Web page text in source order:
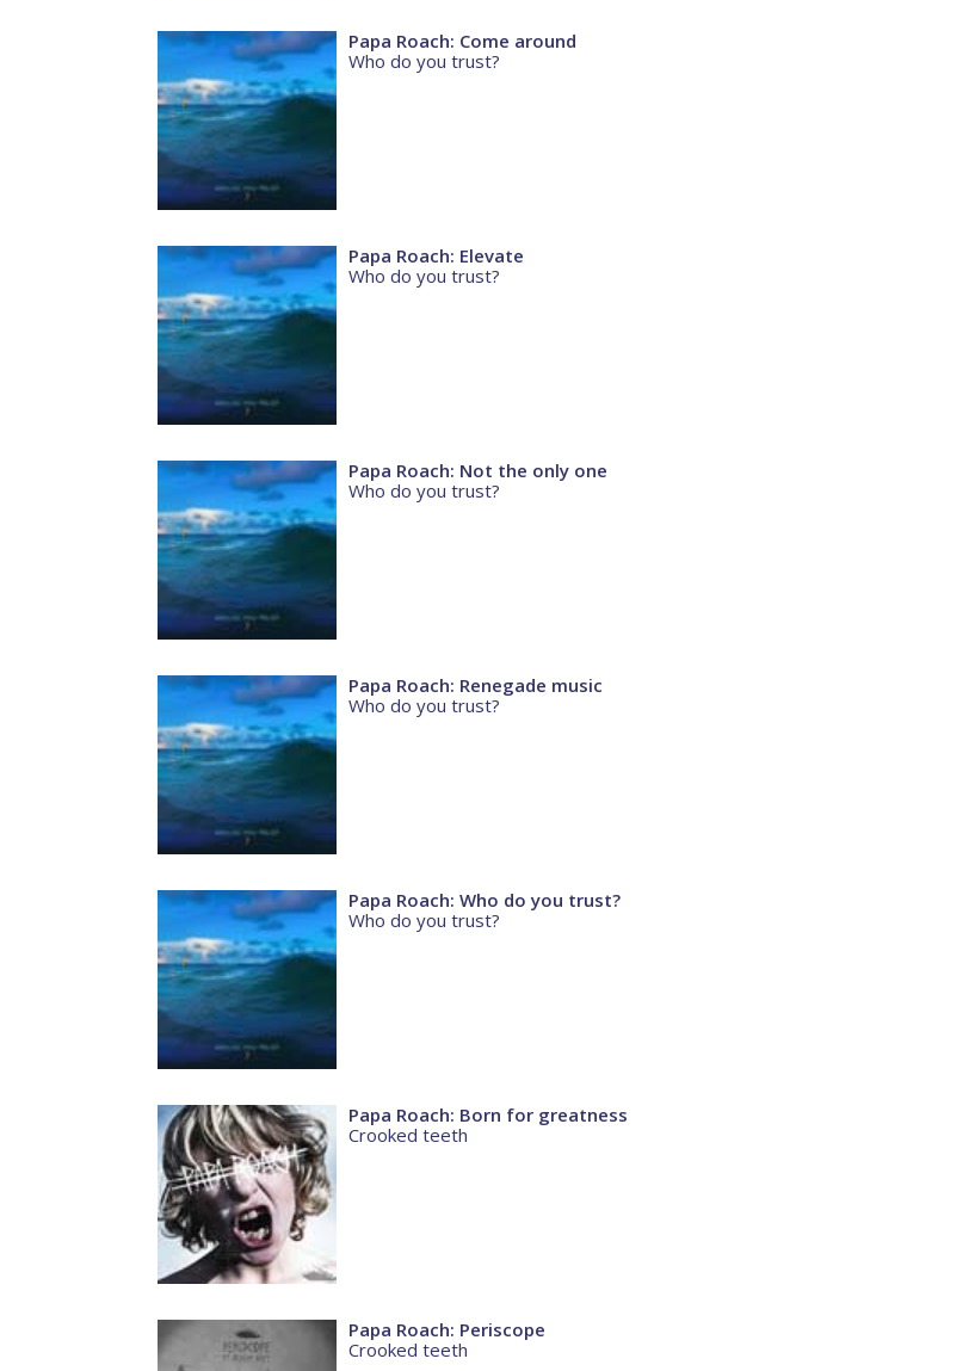
Papa Roach: Come around
Who do you trust?
Papa Roach: Elevate
Who do you trust?
Papa Roach: Not the only one
Who do you trust?
Papa Roach: Renegade music
Who do you trust?
Papa Roach: Who do you trust?
Who do you trust?
Papa Roach: Born for greatness
Crooked teeth
Papa Roach: Periscope
Crooked teeth